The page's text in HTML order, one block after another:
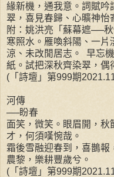
緣新機，通我意。詞賦吟
翠，喜見春歸、心曠神怡
附：姚洪亮「蘇幕遮──
寒照水。雁喚斜陽、一
涼、未改閒居志。 早忘
紙。試把深秋齊染翠，偶
(「詩壇」第999期
河傳
──盼春
面笑，微笑。眼眉開，秋
才，何須嘆惋哉。
霜後雪融迎春到，喜鵲報
農黎，樂耕豐歲兮。
(「詩壇」第999期